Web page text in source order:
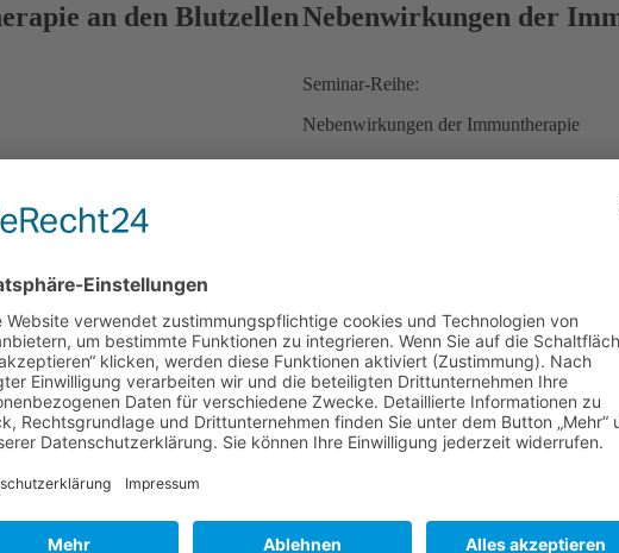
an den BlutzellenNebenwirkungen der
Seminar-Reihe:
Nebenwirkungen der Immuntherapie
Prof. Jessica Hassel
MEHR ZUM SEMINAR
Dieser Termin hat bereits stattgefunden.